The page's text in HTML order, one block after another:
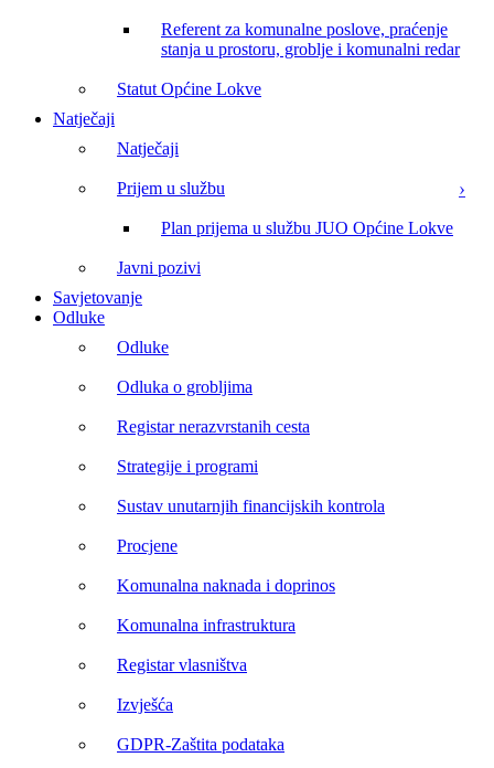
Referent za komunalne poslove, praćenje
stanja u prostoru, groblje i komunalni redar
Statut Općine Lokve
Natječaji
Natječaji
Prijem u službu
Plan prijema u službu JUO Općine Lokve
Javni pozivi
Savjetovanje
Odluke
Odluke
Odluka o grobljima
Registar nerazvrstanih cesta
Strategije i programi
Sustav unutarnjih financijskih kontrola
Procjene
Komunalna naknada i doprinos
Komunalna infrastruktura
Registar vlasništva
Izvješća
GDPR-Zaštita podataka